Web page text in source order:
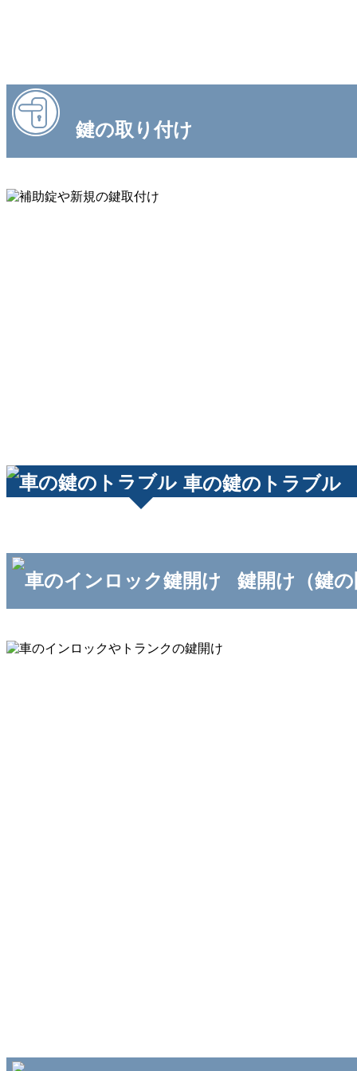
鍵の取り付け
車の鍵のトラブル
鍵開け（鍵